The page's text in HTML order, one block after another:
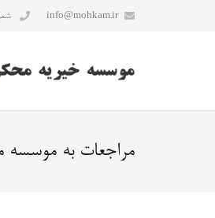
info@mohkam.ir شماره
مراجعات به موسسه